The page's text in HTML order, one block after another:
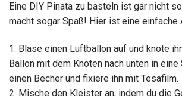
Eine DIY Pinata zu basteln ist gar nicht
macht sogar Spaß! Hier ist eine einfache
1. Blase einen Luftballon auf und knote
Ballon mit dem Knoten nach unten in
einen Becher und fixiere ihn mit Tesafilm.
2. Mische den Kleister an, indem du die